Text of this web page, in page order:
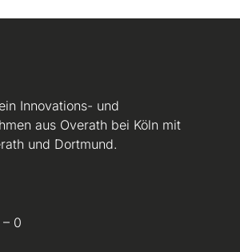
Innovations- und
aus Overath bei Köln mit
und Dortmund.
0